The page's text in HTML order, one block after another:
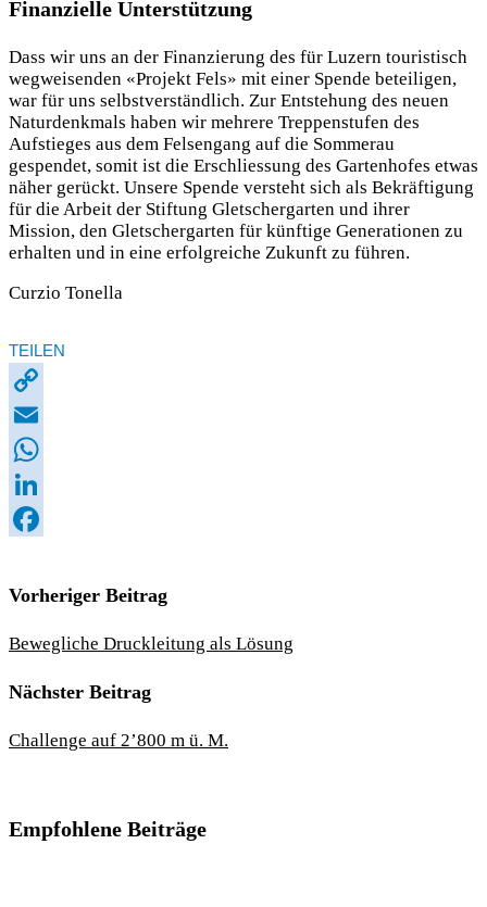
Finanzielle Unterstützung
Dass wir uns an der Finanzierung des für Luzern touristisch
wegweisenden «Projekt Fels» mit einer Spende beteiligen,
war für uns selbstverständlich. Zur Entstehung des neuen
Naturdenkmals haben wir mehrere Treppenstufen des
Aufstieges aus dem Felsengang auf die Sommerau
gespendet, somit ist die Erschliessung des Gartenhofes etwas
näher gerückt. Unsere Spende versteht sich als Bekräftigung
für die Arbeit der Stiftung Gletschergarten und ihrer
Mission, den Gletschergarten für künftige Generationen zu
erhalten und in eine erfolgreiche Zukunft zu führen.
Curzio Tonella
TEILEN
Copy
Link
Email
WhatsApp
LinkedIn
Vorheriger Beitrag
Bewegliche Druckleitung als Lösung
Nächster Beitrag
Challenge auf 2’800 m ü. M.
Empfohlene Beiträge